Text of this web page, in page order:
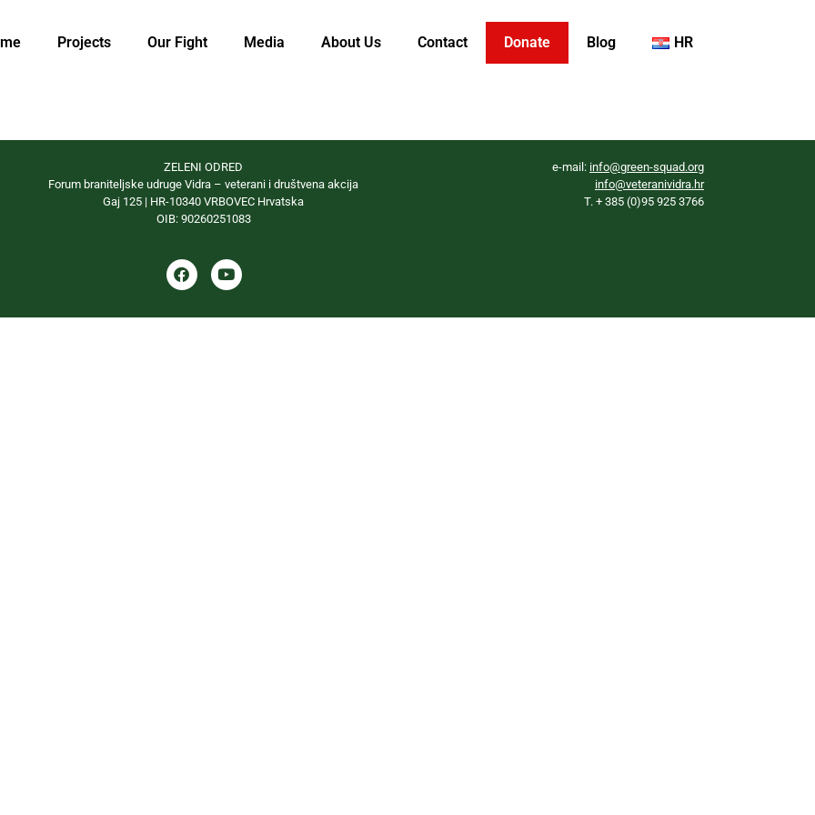
Projects Our Fight Media About Us Contact Donate Blog HR
ZELENI ODRED
Forum braniteljske udruge Vidra – veterani i društvena akcija
Gaj 125 | HR-10340 VRBOVEC Hrvatska
OIB: 90260251083
e-mail: info@green-squad.org
info@veteranividra.hr
T. + 385 (0)95 925 3766